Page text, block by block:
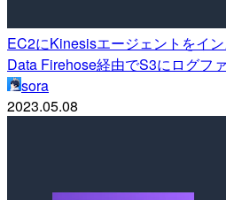
EC2にKinesisエージェントをイ
Data Firehose経由でS3にログフ
sora
2023.05.08